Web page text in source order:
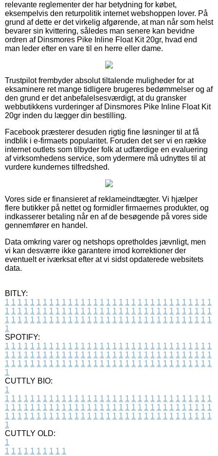
relevante reglementer der har betydning for købet,
eksempelvis den returpolitik internet webshoppen lover. På
grund af dette er det virkelig afgørende, at man når som helst
bevarer sin kvittering, således man senere kan bevidne
ordren af Dinsmores Pike Inline Float Kit 20gr, hvad end
man leder efter en vare til en herre eller dame.
Trustpilot frembyder absolut tiltalende muligheder for at
eksaminere ret mange tidligere brugeres bedømmelser og af
den grund er det anbefalelsesværdigt, at du gransker
webbutikkens vurderinger af Dinsmores Pike Inline Float Kit
20gr inden du lægger din bestilling.
Facebook præsterer desuden rigtig fine løsninger til at få
indblik i e-firmaets popularitet. Foruden det ser vi en række
internet outlets som tilbyder folk at udfærdige en evaluering
af virksomhedens service, som ydermere må udnyttes til at
vurdere kundernes tilfredshed.
Vores side er finansieret af reklameindtægter. Vi hjælper
flere butikker på nettet og formidler firmaernes produkter, og
indkasserer betaling når en af de besøgende på vores side
gennemfører en handel.
Data omkring varer og netshops opretholdes jævnligt, men
vi kan desværre ikke garantere imod korrektioner der
eventuelt er iværksat efter at vi sidst opdaterede websitets
data.
BITLY:
1 1 1 1 1 1 1 1 1 1 1 1 1 1 1 1 1 1 1 1 1 1 1 1 1 1 1 1 1 1 1 1 1
1 1 1 1 1 1 1 1 1 1 1 1 1 1 1 1 1 1 1 1 1 1 1 1 1 1 1 1 1 1 1 1 1
1 1 1 1 1 1 1 1 1 1 1 1 1 1 1 1 1 1 1 1 1 1 1 1 1 1 1 1 1 1 1 1 1
1
SPOTIFY:
1 1 1 1 1 1 1 1 1 1 1 1 1 1 1 1 1 1 1 1 1 1 1 1 1 1 1 1 1 1 1 1 1
1 1 1 1 1 1 1 1 1 1 1 1 1 1 1 1 1 1 1 1 1 1 1 1 1 1 1 1 1 1 1 1 1
1 1 1 1 1 1 1 1 1 1 1 1 1 1 1 1 1 1 1 1 1 1 1 1 1 1 1 1 1 1 1 1 1
1
CUTTLY BIO:
1
1 1 1 1 1 1 1 1 1 1 1 1 1 1 1 1 1 1 1 1 1 1 1 1 1 1 1 1 1 1 1 1 1
1 1 1 1 1 1 1 1 1 1 1 1 1 1 1 1 1 1 1 1 1 1 1 1 1 1 1 1 1 1 1 1 1
1 1 1 1 1 1 1 1 1 1 1 1 1 1 1 1 1 1 1 1 1 1 1 1 1 1 1 1 1 1 1 1 1
1
CUTTLY OLD:
1
1 1 1 1 1 1 1 1 1 1